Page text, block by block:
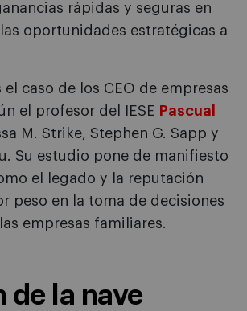
rápidas y seguras en
oportunidades estratégicas a
el caso de los CEO de empresas
el profesor del IESE Pascual
M. Strike, Stephen G. Sapp y
Su estudio pone de manifiesto
el legado y la reputación
peso en la toma de decisiones
empresas familiares.
de la nave